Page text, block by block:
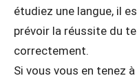
étudiez une langue, il
prévoir la réussite du
correctement.
Si vous vous en tenez